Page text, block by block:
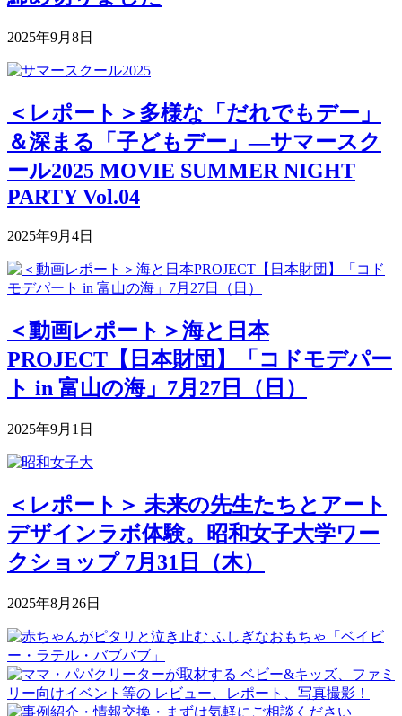
2025年9月8日
＜レポート＞多様な「だれでもデー」
＆深まる「子どもデー」―サマースク
ール2025 MOVIE SUMMER NIGHT
PARTY Vol.04
2025年9月4日
＜動画レポート＞海と日本
PROJECT【日本財団】「コドモデパー
ト in 富山の海」7月27日（日）
2025年9月1日
＜レポート＞ 未来の先生たちとアート
デザインラボ体験。昭和女子大学ワー
クショップ 7月31日（木）
2025年8月26日